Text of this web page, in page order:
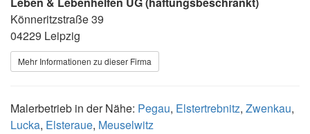
Könneritzstraße 39
04229 Leipzig
Mehr Informationen zu dieser Firma
Malerbetrieb in der Nähe: Pegau, Elstertrebnitz, Zwenkau,
Lucka, Elsteraue, Meuselwitz